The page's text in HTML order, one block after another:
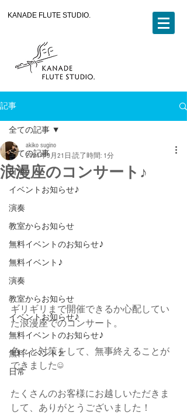
KANADE FLUTE STUDIO.
記事
全ての記事
日常
イベントお知らせ♪
演奏
教室からお知らせ
無料イベントのお知らせ♪
無料イベント♪
演奏
教室からお知らせ
イベントお知らせ♪
無料イベントのお知らせ♪
無料イベント♪
日常
全ての記事
浪漫座のコンサート♪
akiko sugino
2021年9月21日 読了時間: 1分
ギリギリまで開催できるか心配してい
た浪漫座でのコンサート。
色々と対策をして、無事終えることが
できました☺️
たくさんのお客様にお越しいただきま
して、ありがとうございました！